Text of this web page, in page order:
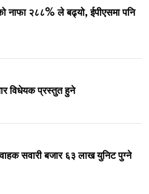
नाफा २८८% ले बढ्यो, ईपीएसमा पनि
विधेयक प्रस्तुत हुने
सवारी बजार ६३ लाख युनिट पुग्ने